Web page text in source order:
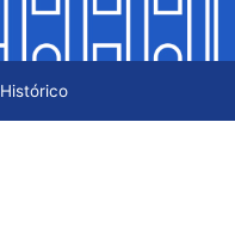
Histórico